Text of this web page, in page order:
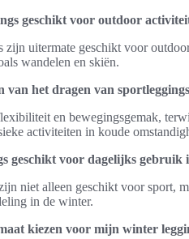
geschikt voor outdoor
zijn uitermate geschikt voor
wandelen en skiën.
van het dragen van
en bewegingsgemak,
activiteiten in koude
geschikt voor dagelijks gebruik
niet alleen geschikt voor sport,
in de winter.
kiezen voor mijn winter